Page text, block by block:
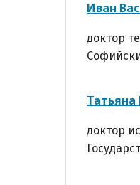
Иван
доктор
доктор